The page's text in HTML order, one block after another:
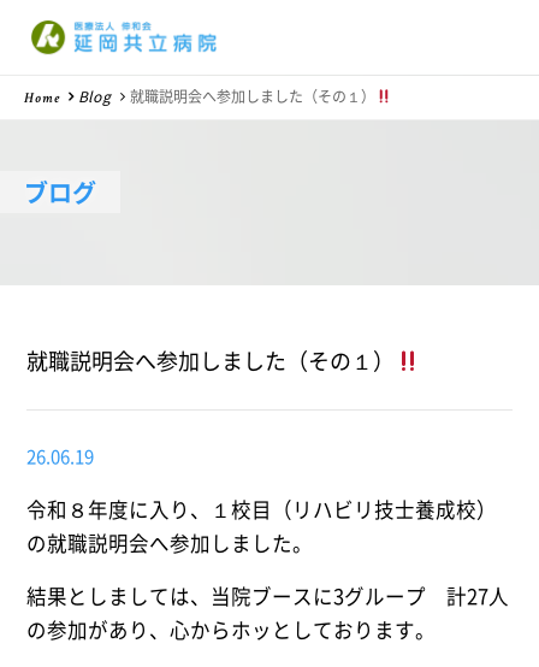
ブログ
Home Blog 就職説明会へ参加しました（その１）
就職説明会へ参加しました（その１）
26.06.19
令和８年度に入り、１校目（リハビリ技士養成校）
の就職説明会へ参加しました。
結果としましては、当院ブースに3グループ 計27人
の参加があり、心からホッとしております。